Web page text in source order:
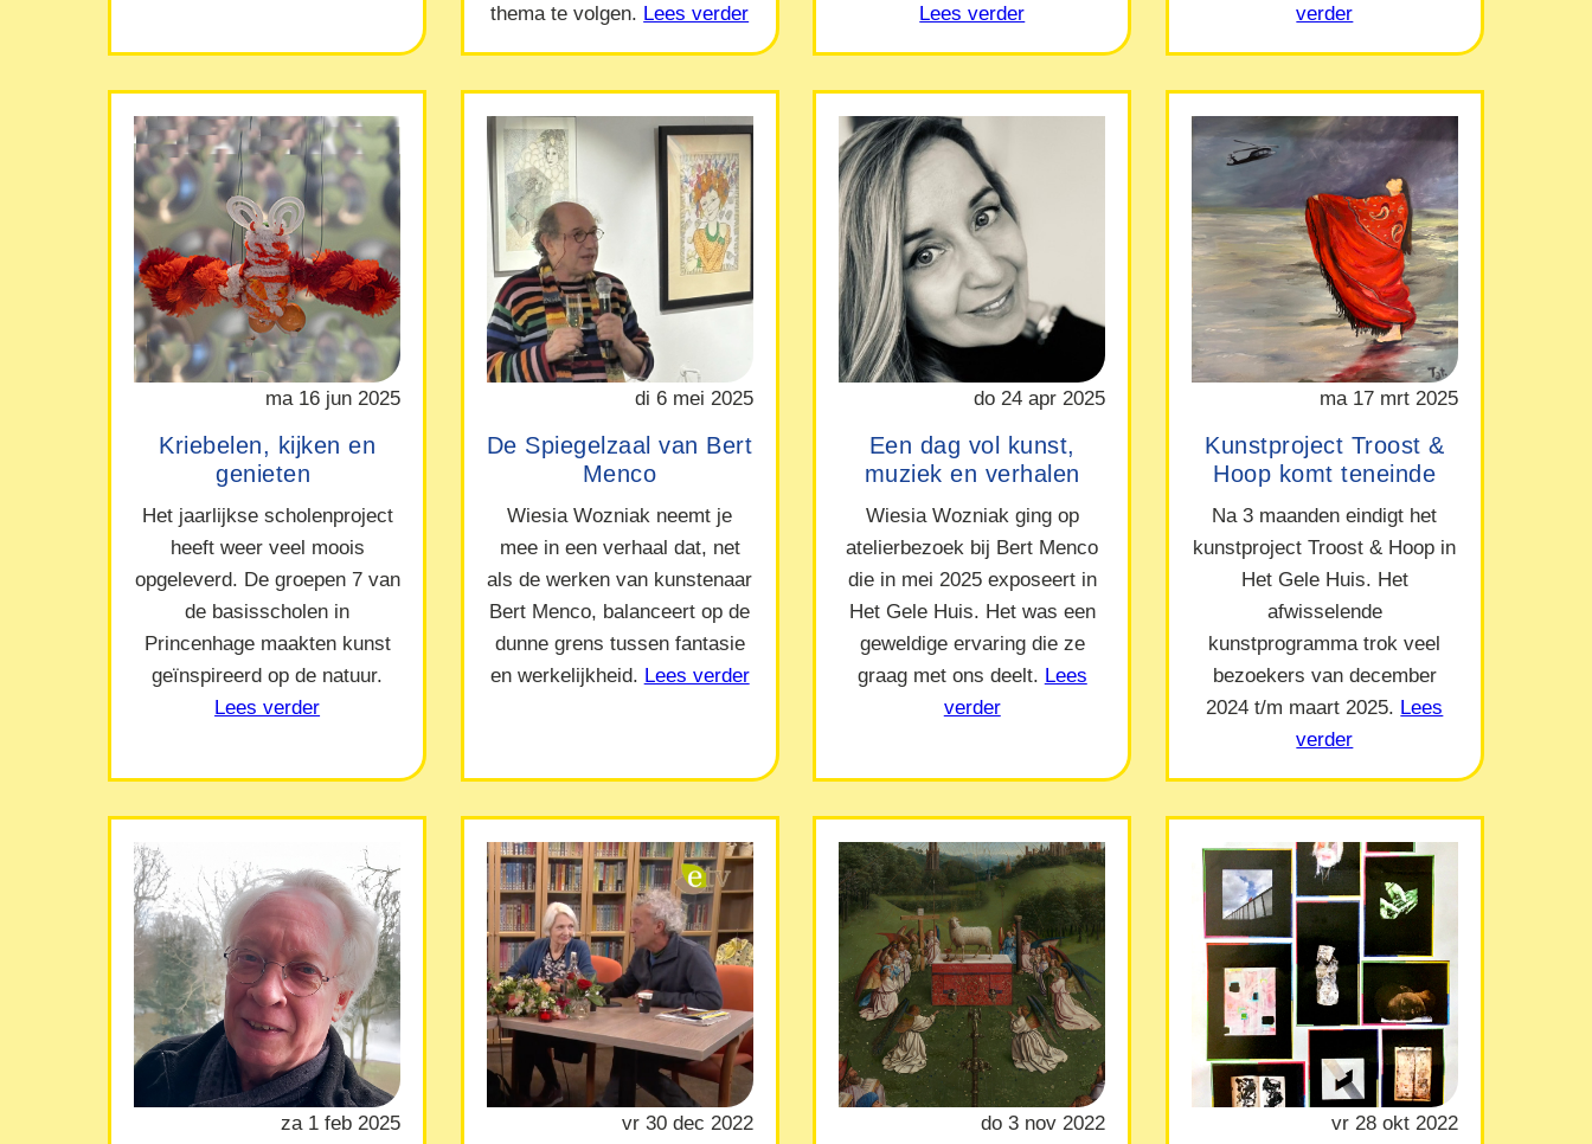
thema te volgen. Lees verder
Lees verder
verder
ma 16 jun 2025
Kriebelen, kijken en
genieten
Het jaarlijkse scholenproject
heeft weer veel moois
opgeleverd. De groepen 7 van
de basisscholen in
Princenhage maakten kunst
geïnspireerd op de natuur.
Lees verder
di 6 mei 2025
De Spiegelzaal van Bert
Menco
Wiesia Wozniak neemt je
mee in een verhaal dat, net
als de werken van kunstenaar
Bert Menco, balanceert op de
dunne grens tussen fantasie
en werkelijkheid. Lees verder
do 24 apr 2025
Een dag vol kunst,
muziek en verhalen
Wiesia Wozniak ging op
atelierbezoek bij Bert Menco
die in mei 2025 exposeert in
Het Gele Huis. Het was een
geweldige ervaring die ze
graag met ons deelt. Lees
verder
ma 17 mrt 2025
Kunstproject Troost &
Hoop komt teneinde
Na 3 maanden eindigt het
kunstproject Troost & Hoop in
Het Gele Huis. Het
afwisselende
kunstprogramma trok veel
bezoekers van december
2024 t/m maart 2025. Lees
verder
za 1 feb 2025 vr 30 dec 2022 do 3 nov 2022 vr 28 okt 2022